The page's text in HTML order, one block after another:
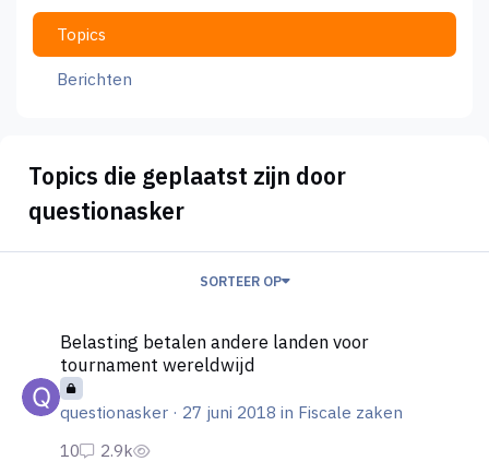
Topics
Berichten
Topics die geplaatst zijn door
questionasker
SORTEER OP
Belasting betalen andere landen voor
tournament wereldwijd
questionasker· 27 juni 2018 in Fiscale zaken